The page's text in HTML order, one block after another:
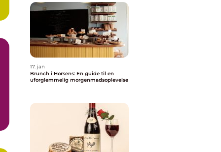
17. jan
Brunch i Horsens: En guide til en
uforglemmelig morgenmadsoplevelse